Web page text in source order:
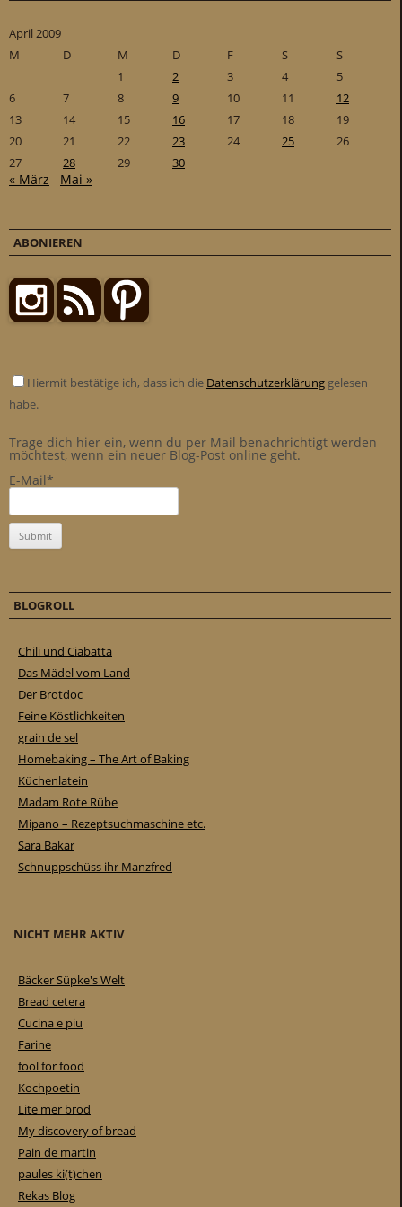
April 2009
M
D M D F S
S
1
2 3 4
5
6
7 8 9 10 11
12
13
14 15 16 17 18
19
20
21 22 23 24 25
26
27
28 29 30
« März Mai »
ABONIEREN
Hiermit bestätige ich, dass ich die Datenschutzerklärung gelesen
habe.
Trage dich hier ein, wenn du per Mail benachrichtigt werden
möchtest, wenn ein neuer Blog-Post online geht.
E-Mail*
BLOGROLL
Chili und Ciabatta
Das Mädel vom Land
Der Brotdoc
Feine Köstlichkeiten
grain de sel
Homebaking – The Art of Baking
Küchenlatein
Madam Rote Rübe
Mipano – Rezeptsuchmaschine etc.
Sara Bakar
Schnuppschüss ihr Manzfred
NICHT MEHR AKTIV
Bäcker Süpke's Welt
Bread cetera
Cucina e piu
Farine
fool for food
Kochpoetin
Lite mer bröd
My discovery of bread
Pain de martin
paules ki(t)chen
Rekas Blog